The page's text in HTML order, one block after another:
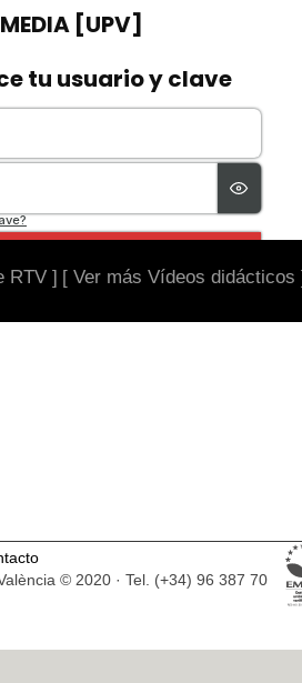
RTV ] [ Ver más Vídeos didácticos
© 2020 · Tel. (+34) 96 387 70